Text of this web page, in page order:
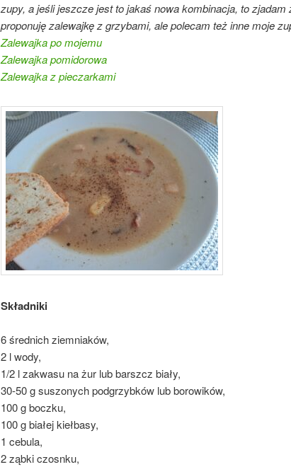
zupy, a jeśli jeszcze jest to jakaś nowa kombinacja, to
proponuję zalewajkę z grzybami, ale polecam też inne moje
Zalewajka po mojemu
Zalewajka pomidorowa
Zalewajka z pieczarkami
Składniki
6 średnich ziemniaków,
2 l wody,
1/2 l zakwasu na żur lub barszcz biały,
30-50 g suszonych podgrzybków lub borowików,
100 g boczku,
100 g białej kiełbasy,
1 cebula,
2 ząbki czosnku,